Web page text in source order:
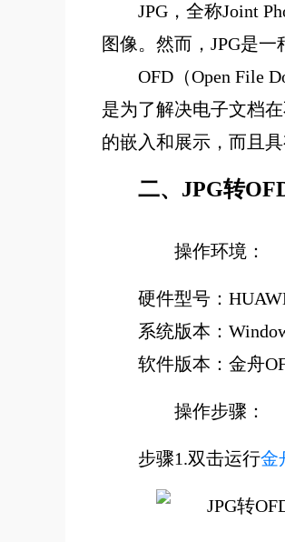
JPG，全称Joint
图像。然而，JPG是
OFD（Open File
是为了解决电子文档
的嵌入和展示，而且
二、JPG转
操作环境：
硬件型号：
系统版本：
软件版本：金舟
操作步骤：
步骤1.双击运行金